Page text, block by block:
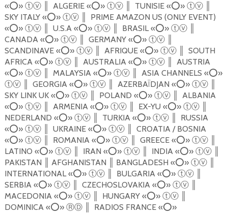
«⭕️» ⓣⓥ ALGERIE «⭕️» ⓣⓥ TUNISIE «⭕️» ⓣⓥ
SKY ITALY «⭕️» ⓣⓥ
PRIME AMAZON US (ONLY EVENT)
«⭕️» ⓣⓥ U.S.A «⭕️» ⓣⓥ BRASIL«⭕️» ⓣⓥ
CANADA «⭕️» ⓣⓥ GERMANY «⭕️» ⓣⓥ
SCANDINAVE «⭕️» ⓣⓥ AFRIQUE «⭕️» ⓣⓥ
SOUTH
AFRICA «⭕️» ⓣⓥ AUSTRALIA «⭕️» ⓣⓥ
AUSTRIA
«⭕️» ⓣⓥ MALAYSIA «⭕️» ⓣⓥ ASIA CHANNELS «⭕️»
ⓣⓥ GEORGIA «⭕️» ⓣⓥ AZERBAÏDJAN «⭕️» ⓣⓥ
SKY LINK UK «⭕️» ⓣⓥ POLAND «⭕️» ⓣⓥ
ALBANIA
«⭕️» ⓣⓥ ARMENIA «⭕️» ⓣⓥ EX-YU «⭕️» ⓣⓥ
NEDERLAND «⭕️» ⓣⓥ TURKIA «⭕️» ⓣⓥ
RUSSIA
«⭕️» ⓣⓥ UKRAINE «⭕️» ⓣⓥ
CROATIA / BOSNIA
«⭕️» ⓣⓥ ROMANIA «⭕️» ⓣⓥ GREECE «⭕️» ⓣⓥ
LATINO «⭕️» ⓣⓥ IRAN «⭕️» ⓣⓥ INDIA «⭕️» ⓣⓥ
PAKISTAN
AFGHANISTAN BANGLADESH «⭕️» ⓣⓥ
INTERNATIONAL«⭕️» ⓣⓥ BULGARIA «⭕️» ⓣⓥ
SERBIA «⭕️» ⓣⓥ CZECHOSLOVAKIA «⭕️» ⓣⓥ
MACEDONIA «⭕️» ⓣⓥ HUNGARY «⭕️» ⓣⓥ
DOMINICA «⭕️» ⓇⒹ RADIOS FRANCE «⭕️»